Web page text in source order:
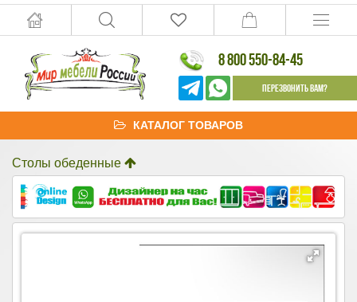
8 800 550-84-45
Перезвонить Вам?
КАТАЛОГ ТОВАРОВ
Столы обеденные